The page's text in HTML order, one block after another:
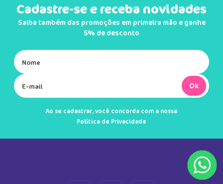
Cadastre-se e receba novidades
Saiba também das promoções em primeira mão e ganhe
5% de desconto
Ok
Ao se cadastrar, você concorda com a nossa
Política de Privacidade